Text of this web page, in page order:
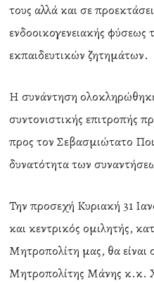
τους αλλά και σε
ενδοοικογενειακής φύσεως
εκπαιδευτικών ζητημάτων.
Η συνάντηση ολοκληρώθηκε
συντονιστικής επιτροπής
προς τον Σεβασμιώτατο
δυνατότητα των
Την προσεχή Κυριακή 31
και κεντρικός ομιλητής,
Μητροπολίτη μας, θα είναι
Μητροπολίτης Μάνης κ.κ.